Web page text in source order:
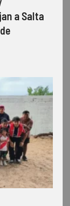
a Salta